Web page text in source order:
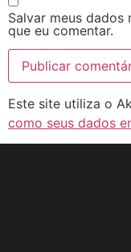
Salvar meus
que eu comentar.
Este site utiliza o
como seus dados